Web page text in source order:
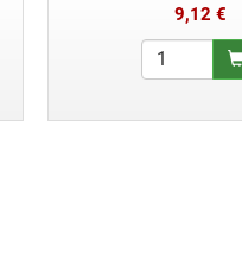
9,12 €